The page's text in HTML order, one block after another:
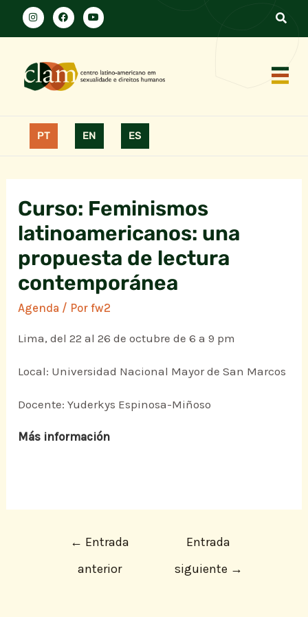
PT EN ES
Curso: Feminismos
latinoamericanos: una
propuesta de lectura
contemporánea
Agenda / Porfw2
Lima, del 22 al 26 de octubre de 6 a 9 pm
Local: Universidad Nacional Mayor de San Marcos
Docente: Yuderkys Espinosa-Miñoso
Más información
← Entrada
anterior
Entrada
siguiente →